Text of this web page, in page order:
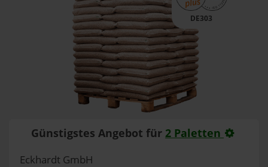
DE303
Günstigstes Angebot für 2 Paletten
Eckhardt GmbH